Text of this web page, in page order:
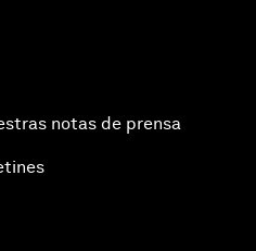
notas de prensa